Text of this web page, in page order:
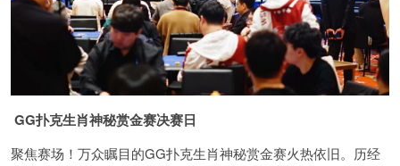
GG扑克生肖神秘赏金赛决赛日
聚焦赛场！万众瞩目的GG扑克生肖神秘赏金赛火热依旧。历经